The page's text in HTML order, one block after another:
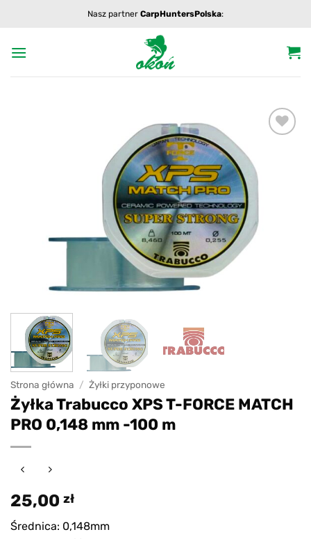
Nasz partner CarpHuntersPolska:
Strona główna / Żyłki przyponowe
Żyłka Trabucco XPS T-FORCE MATCH
PRO 0,148 mm -100 m
25,00 zł
Średnica: 0,148mm